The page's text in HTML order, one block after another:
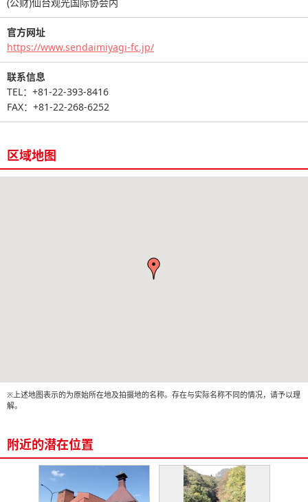
官方网址
https://www.sendaimiyagi-fc.jp/
联系信息
TEL：+81-22-393-8416
FAX：+81-22-268-6252
区域地图
※上述地图表示的为原始所在地及拍摄地的名称。存在与实际名称不同的情况，请予以理
解。
附近的潜在位置